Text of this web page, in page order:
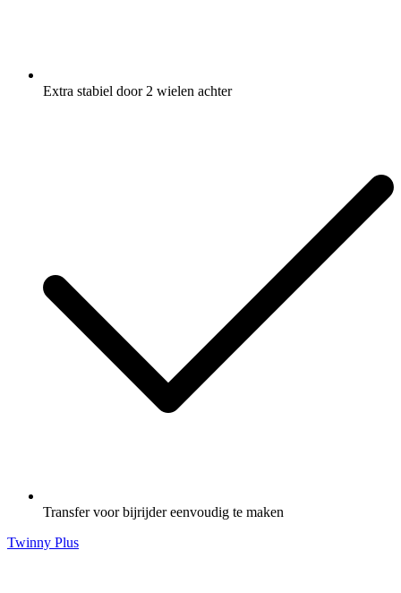
Extra stabiel door 2 wielen achter
Transfer voor bijrijder eenvoudig te maken
Twinny Plus